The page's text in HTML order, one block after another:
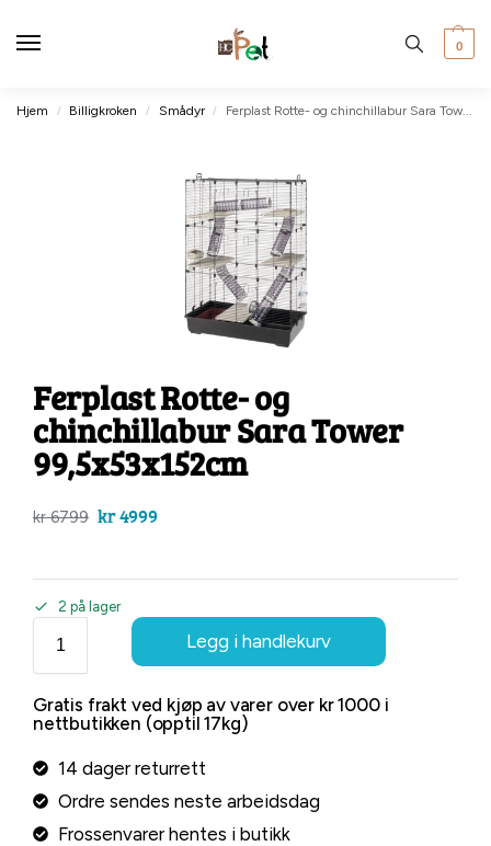
0
Hjem / Billigkroken / Smådyr / Ferplast Rotte- og chinchillabur Sara Tower 99,5x53x152cm
Ferplast Rotte- og
chinchillabur Sara Tower
99,5x53x152cm
kr6799 kr4999
2 på lager
Legg i handlekurv
Gratis frakt ved kjøp av varer over kr 1000 i
nettbutikken (opptil 17kg)
14 dager returrett
Ordre sendes neste arbeidsdag
Frossenvarer hentes i butikk